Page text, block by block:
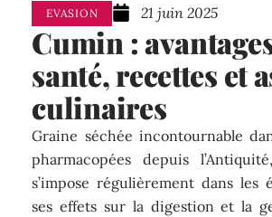
EVASION 21 juin 2025
Cumin :
santé, recettes et
culinaires
Graine séchée incontournable
pharmacopées depuis
s’impose régulièrement dans les
ses effets sur la digestion et la